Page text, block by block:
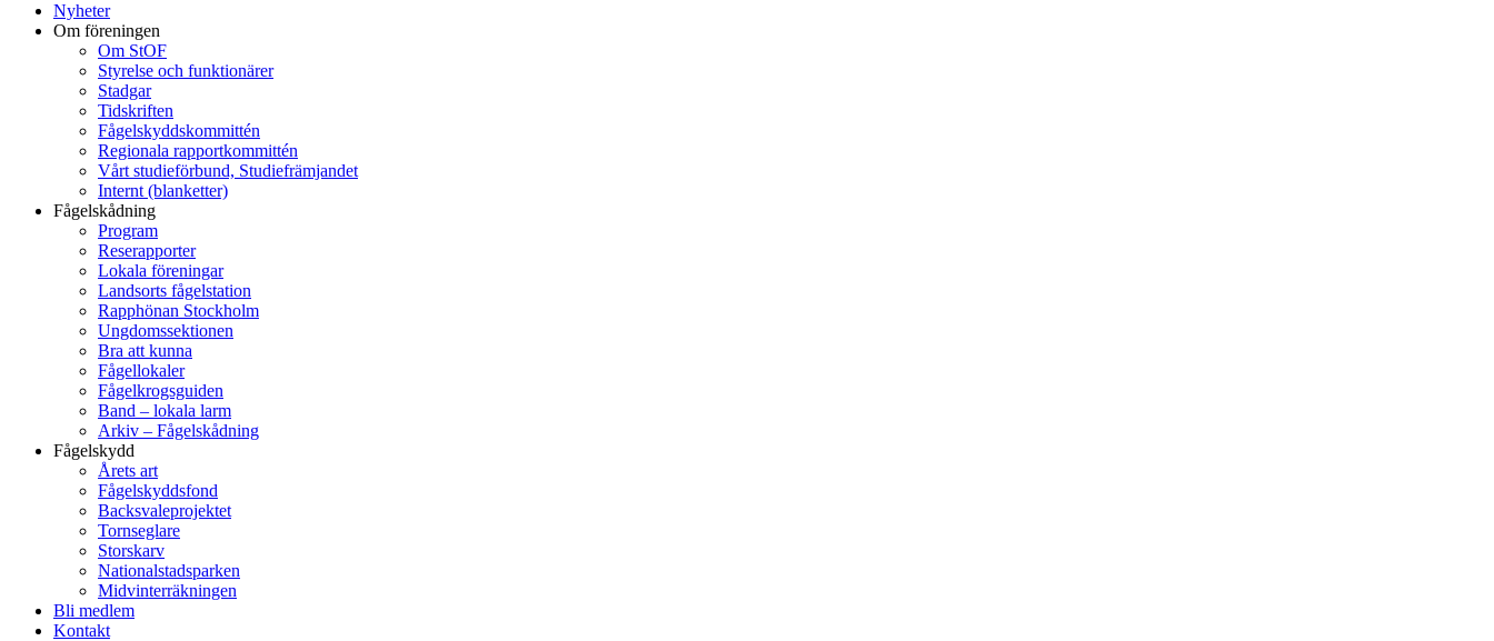
Nyheter
Om föreningen
Om StOF
Styrelse och funktionärer
Stadgar
Tidskriften
Fågelskyddskommittén
Regionala rapportkommittén
Vårt studieförbund, Studiefrämjandet
Internt (blanketter)
Fågelskådning
Program
Reserapporter
Lokala föreningar
Landsorts fågelstation
Rapphönan Stockholm
Ungdomssektionen
Bra att kunna
Fågellokaler
Fågelkrogsguiden
Band – lokala larm
Arkiv – Fågelskådning
Fågelskydd
Årets art
Fågelskyddsfond
Backsvaleprojektet
Tornseglare
Storskarv
Nationalstadsparken
Midvinterräkningen
Bli medlem
Kontakt